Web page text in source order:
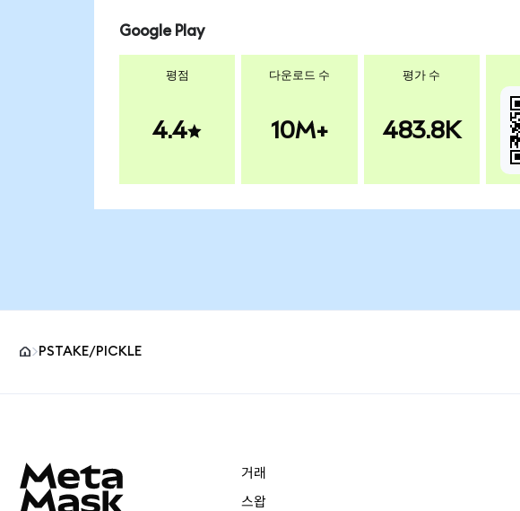
Google Play
평점
4.4
다운로드 수
10M+
평가 수
483.8K
PSTAKE/PICKLE
거래
스왑